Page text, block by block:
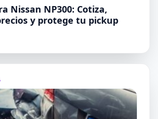
Nissan NP300: Cotiza,
y protege tu pickup